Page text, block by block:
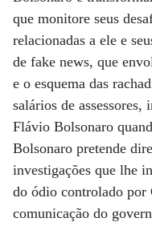
que monitore seus
relacionadas a ele e
de fake news, que
e o esquema das
salários de assessores,
Flávio Bolsonaro
Bolsonaro pretende
investigações que lhe
do ódio controlado por
comunicação do